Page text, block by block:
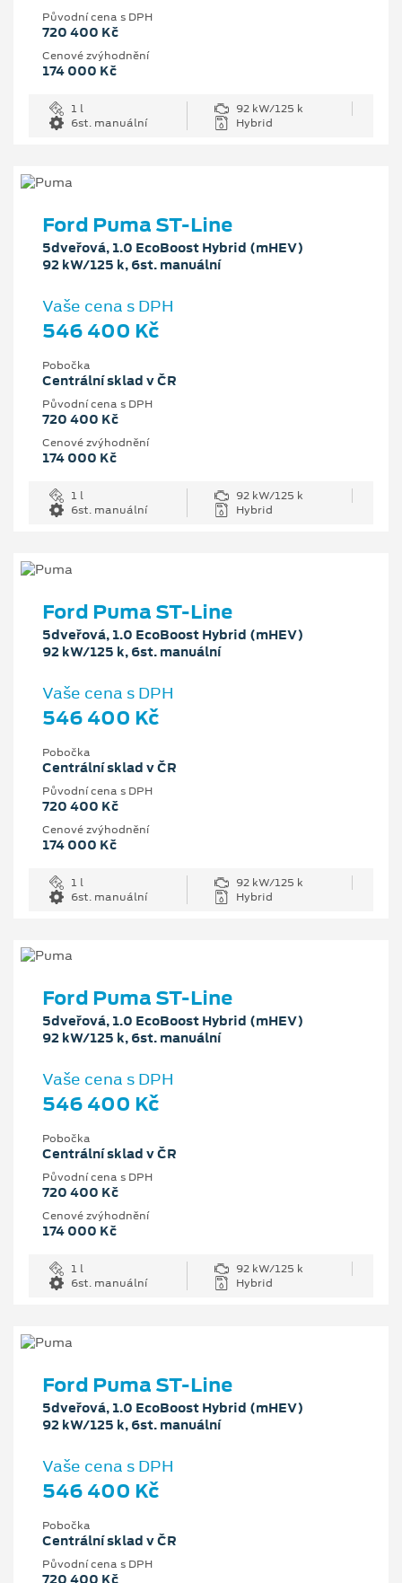
Původní cena s DPH
720 400 Kč
Cenové zvýhodnění
174 000 Kč
1 l
92 kW/125 k
6st. manuální
Hybrid
Ford Puma ST-Line
5dveřová, 1.0 EcoBoost Hybrid (mHEV)
92 kW/125 k, 6st. manuální
Vaše cena s DPH
546 400 Kč
Pobočka
Centrální sklad v ČR
Původní cena s DPH
720 400 Kč
Cenové zvýhodnění
174 000 Kč
1 l
92 kW/125 k
6st. manuální
Hybrid
Ford Puma ST-Line
5dveřová, 1.0 EcoBoost Hybrid (mHEV)
92 kW/125 k, 6st. manuální
Vaše cena s DPH
546 400 Kč
Pobočka
Centrální sklad v ČR
Původní cena s DPH
720 400 Kč
Cenové zvýhodnění
174 000 Kč
1 l
92 kW/125 k
6st. manuální
Hybrid
Ford Puma ST-Line
5dveřová, 1.0 EcoBoost Hybrid (mHEV)
92 kW/125 k, 6st. manuální
Vaše cena s DPH
546 400 Kč
Pobočka
Centrální sklad v ČR
Původní cena s DPH
720 400 Kč
Cenové zvýhodnění
174 000 Kč
1 l
92 kW/125 k
6st. manuální
Hybrid
Ford Puma ST-Line
5dveřová, 1.0 EcoBoost Hybrid (mHEV)
92 kW/125 k, 6st. manuální
Vaše cena s DPH
546 400 Kč
Pobočka
Centrální sklad v ČR
Původní cena s DPH